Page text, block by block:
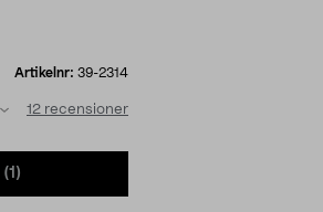
Artikelnr: 39-2314
12 recensioner
(1)